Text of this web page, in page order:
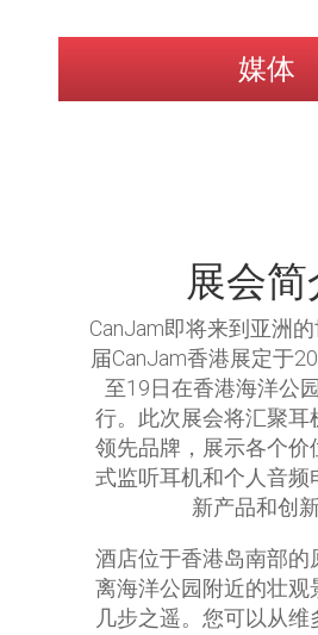
媒体
展会简
CanJam即将来到亚洲
届CanJam香港展定于
至19日在香港海洋公
行。此次展会将汇聚耳
领先品牌，展示各个价
式监听耳机和个人音频
新产品和创新
酒店位于香港岛南部的
离海洋公园附近的壮观
几步之遥。您可以从维